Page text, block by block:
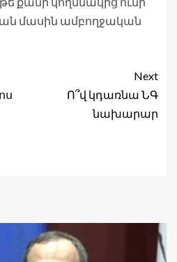
մասին ամբողջական
Next
Ո՞վ կդառնա ՆԳ
նախարար